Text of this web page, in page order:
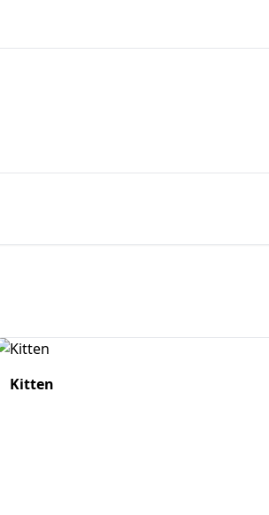
Kitten